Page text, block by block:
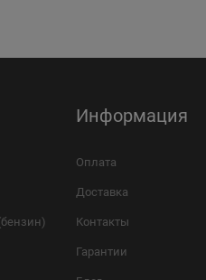
Информация
Оплата
Доставка
Контакты
Гарантии